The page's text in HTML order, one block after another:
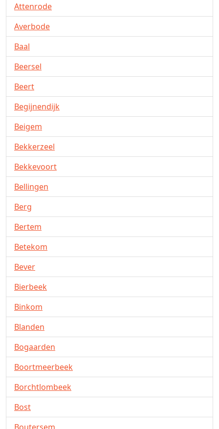
Attenrode
Averbode
Baal
Beersel
Beert
Begijnendijk
Beigem
Bekkerzeel
Bekkevoort
Bellingen
Berg
Bertem
Betekom
Bever
Bierbeek
Binkom
Blanden
Bogaarden
Boortmeerbeek
Borchtlombeek
Bost